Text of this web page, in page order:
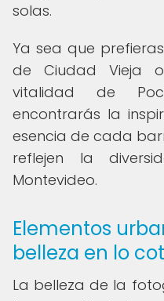
solas.
Ya sea que
de Ciudad Vieja
vitalidad de
encontrarás la
esencia de cada
reflejen la
Montevideo.
Elementos
belleza en lo
La belleza de la